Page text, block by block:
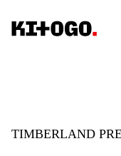
TIMBERLAND